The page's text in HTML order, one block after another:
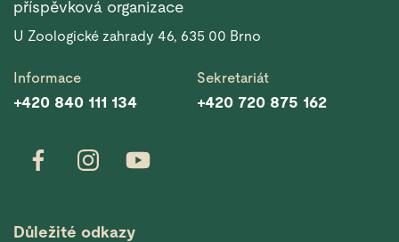
příspěvková organizace
U Zoologické zahrady 46, 635 00 Brno
Informace
+420 840 111 134
Sekretariát
+420 720 875 162
Důležité odkazy